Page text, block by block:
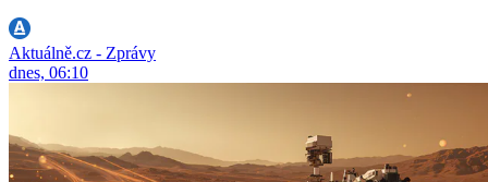
Aktuálně.cz - Zprávy
dnes, 06:10